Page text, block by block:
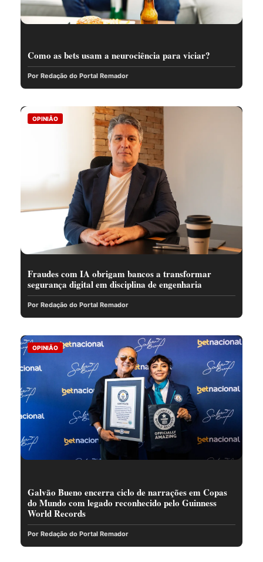
Como as bets usam a neurociência para viciar?
Por Redação do Portal Remador
OPINIÃO
Fraudes com IA obrigam bancos a transformar
segurança digital em disciplina de engenharia
Por Redação do Portal Remador
OPINIÃO
Galvão Bueno encerra ciclo de narrações em Copas
do Mundo com legado reconhecido pelo Guinness
World Records
Por Redação do Portal Remador